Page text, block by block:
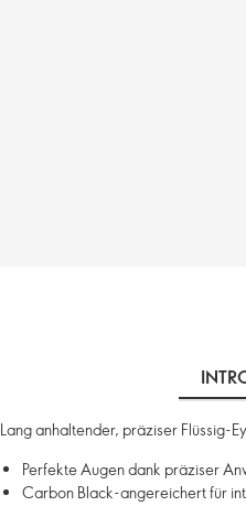
Lang anhaltender, präziser Flüssig-
Perfekte Augen dank präziser
Carbon Black-angereichert für